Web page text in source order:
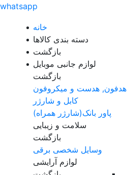
whatsapp
خانه
دسته بندی کالاها
بازگشت
لوازم جانبی موبایل
بازگشت
هدفون, هدست و میکروفون
کابل و شارژر
پاور بانک(شارژر همراه)
سلامت و زیبایی
بازگشت
وسایل شخصی برقی
لوازم آرایشی